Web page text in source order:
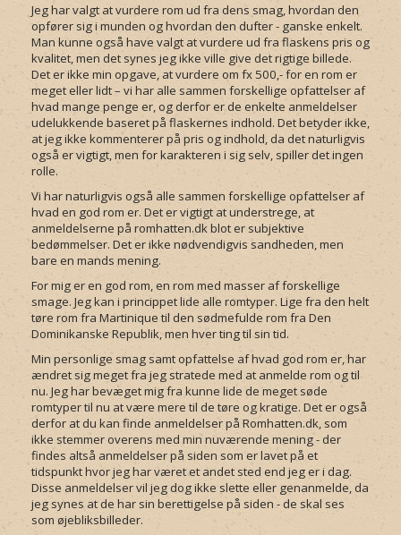
Jeg har valgt at vurdere rom ud fra dens smag, hvordan den
opfører sig i munden og hvordan den dufter - ganske enkelt.
Man kunne også have valgt at vurdere ud fra flaskens pris og
kvalitet, men det synes jeg ikke ville give det rigtige billede.
Det er ikke min opgave, at vurdere om fx 500,- for en rom er
meget eller lidt – vi har alle sammen forskellige opfattelser af
hvad mange penge er, og derfor er de enkelte anmeldelser
udelukkende baseret på flaskernes indhold. Det betyder ikke,
at jeg ikke kommenterer på pris og indhold, da det naturligvis
også er vigtigt, men for karakteren i sig selv, spiller det ingen
rolle.
Vi har naturligvis også alle sammen forskellige opfattelser af
hvad en god rom er. Det er vigtigt at understrege, at
anmeldelserne på romhatten.dk blot er subjektive
bedømmelser. Det er ikke nødvendigvis sandheden, men
bare en mands mening.
For mig er en god rom, en rom med masser af forskellige
smage. Jeg kan i princippet lide alle romtyper. Lige fra den helt
tøre rom fra Martinique til den sødmefulde rom fra Den
Dominikanske Republik, men hver ting til sin tid.
Min personlige smag samt opfattelse af hvad god rom er, har
ændret sig meget fra jeg stratede med at anmelde rom og til
nu. Jeg har bevæget mig fra kunne lide de meget søde
romtyper til nu at være mere til de tøre og kratige. Det er også
derfor at du kan finde anmeldelser på Romhatten.dk, som
ikke stemmer overens med min nuværende mening - der
findes altså anmeldelser på siden som er lavet på et
tidspunkt hvor jeg har været et andet sted end jeg er i dag.
Disse anmeldelser vil jeg dog ikke slette eller genanmelde, da
jeg synes at de har sin berettigelse på siden - de skal ses
som øjebliksbilleder.